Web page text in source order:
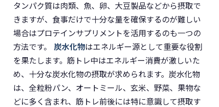
タンパク質は肉類、魚、卵、大豆製品などから摂取で
きますが、食事だけで十分な量を確保するのが難しい
場合はプロテインサプリメントを活用するのも一つの
方法です。 炭水化物はエネルギー源として重要な役割
を果たします。筋トレ中はエネルギー消費が激しいた
め、十分な炭水化物の摂取が求められます。炭水化物
は、全粒粉パン、オートミール、玄米、野菜、果物な
どに多く含まれ、筋トレ前後には特に意識して摂取す